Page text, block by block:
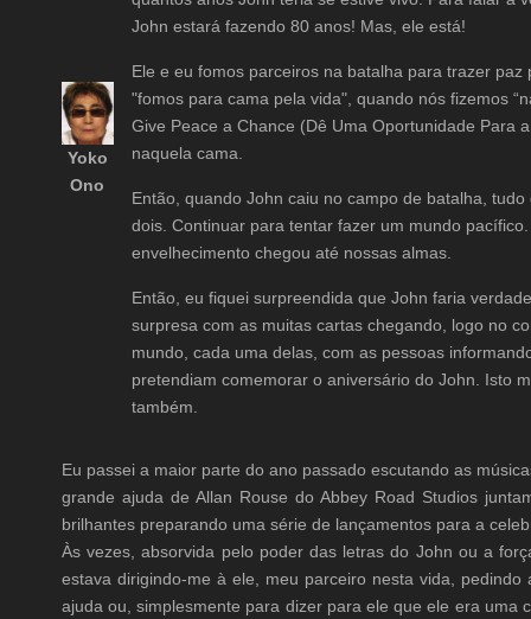
Yoko
Ono
John estará fazendo 80 anos! Mas, ele está!
Ele e eu fomos parceiros na batalha para trazer
"fomos para cama pela vida", quando nós fizemos
Give Peace a Chance (Dê Uma Oportunidade Para
naquela cama.
Então, quando John caiu no campo de batalha,
dois. Continuar para tentar fazer um mundo
envelhecimento chegou até nossas almas.
Então, eu fiquei surpreendida que John faria
surpresa com as muitas cartas chegando, logo no
mundo, cada uma delas, com as pessoas
pretendiam comemorar o aniversário do John. Isto
também.
Eu passei a maior parte do ano passado escutando as
grande ajuda de Allan Rouse do Abbey Road Studios
brilhantes preparando uma série de lançamentos para a
Às vezes, absorvida pelo poder das letras do John ou a
estava dirigindo-me à ele, meu parceiro nesta vida,
ajuda ou, simplesmente para dizer para ele que ele era uma